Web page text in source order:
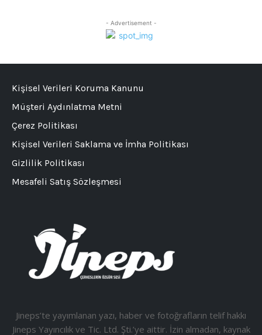
- Advertisement -
Jineps’te yayımlanan yazı, haber ve fotoğrafların telif hakkı
Jineps Yayıncılık ve Tic. Ltd. Şti.’ye aittir. İzin almadan, kaynak
Kişisel Verileri Koruma Kanunu
Müşteri Aydınlatma Metni
Çerez Politikası
Kişisel Verileri Saklama ve İmha Politikası
Gizlilik Politikası
Mesafeli Satış Sözleşmesi